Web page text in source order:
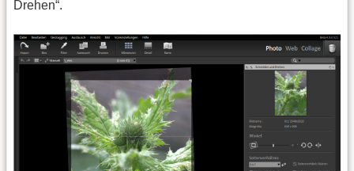
Drehen“.